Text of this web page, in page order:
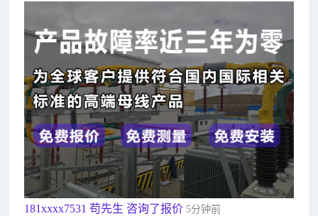
182xxxx4350 秦女士 咨询了报价 7分钟前
156xxxx3534 郭先生 咨询了报价7分钟前
192xxxx2920 周先生 咨询了报价10分钟前
189xxxx6562 王先生 咨询了报价1秒前
190xxxx3508 徐女士 咨询了报价5秒前
135xxxx6654 张先生 咨询了报价
181xxxx7531 苟先生 咨询了报价5分钟前
182xxxx4350 秦女士 咨询了报价 7分钟前